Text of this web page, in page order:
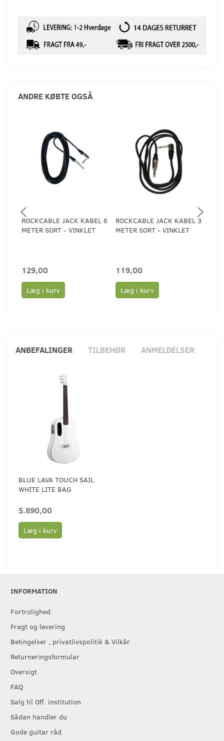
ANDRE KØBTE OGSÅ
ROCKCABLE JACK KABEL 6
METER SORT - VINKLET
129,00
Læg i kurv
ROCKCABLE JACK KABEL 3
METER SORT - VINKLET
119,00
Læg i kurv
ANBEFALINGER TILBEHØR ANMELDELSER
BLUE LAVA TOUCH SAIL
WHITE LITE BAG
5.890,00
Læg i kurv
INFORMATION
Fortrolighed
Fragt og levering
Betingelser , privatlivspolitik & Vilkår
Returneringsformular
Oversigt
FAQ
Salg til Off. institution
Sådan handler du
Gode guitar råd